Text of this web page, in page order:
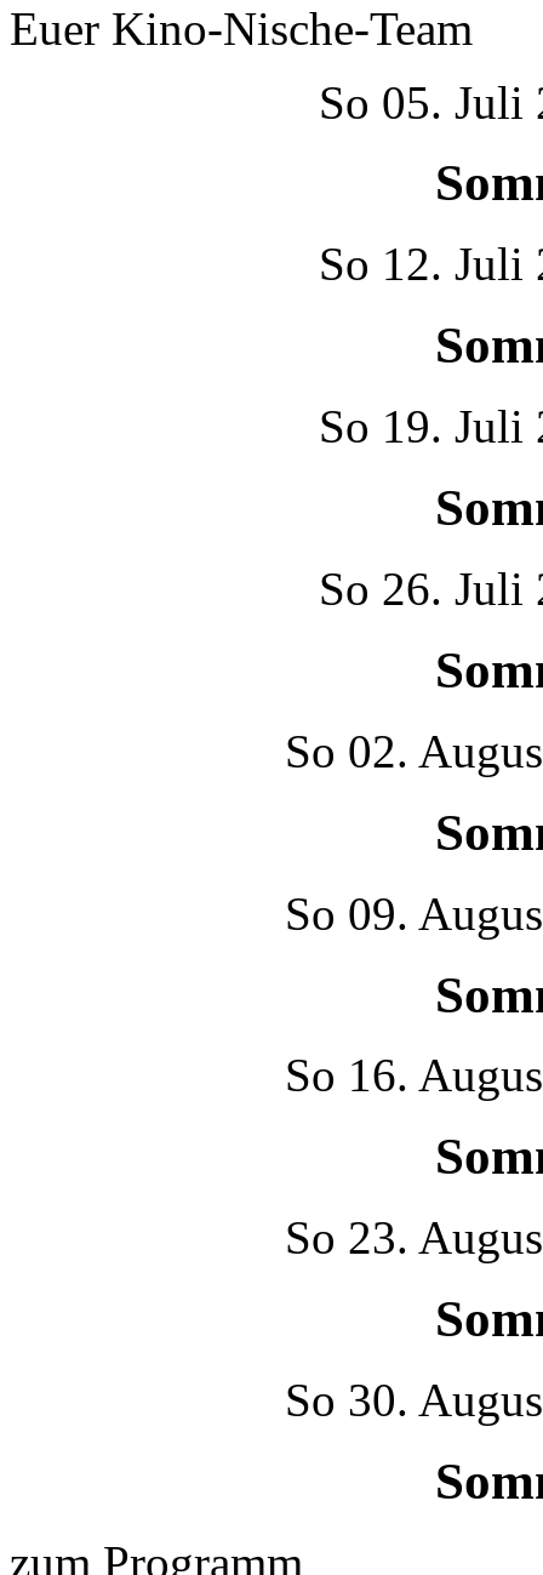
Euer Kino-Nische-Team
So 05. Juli
So 12. Juli
So 19. Juli
So 26. Juli
So 02.
So 09.
So 16.
So 23.
So 30.
zum Programm